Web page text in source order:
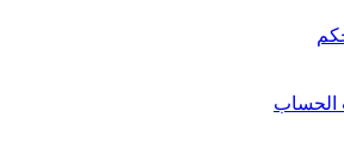
الحساب